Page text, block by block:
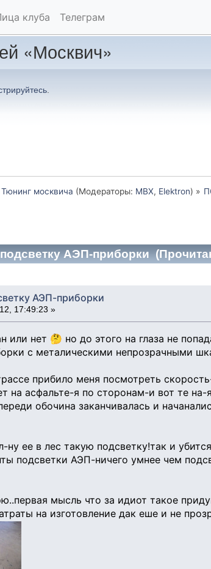
клуба Телеграм
«Москвич»
Тюнинг москвича (Модераторы: MBX, Elektron) »
АЭП-приборки
АЭП-приборки
17:49:23 »
или нет 🤔 но до этого на глаза не
с металическими непрозрачными
прибило меня посмотреть
на асфальте-я по сторонам-и вот те
обочина заканчивалась и
ну ее в лес такую подсветку!так и
подсветки АЭП-ничего умнее чем
мысль что за идиот такое
на изготовление дак еше и не